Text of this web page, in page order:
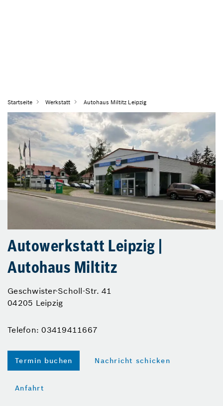
Startseite Werkstatt Autohaus Miltitz Leipzig
Autowerkstatt Leipzig |
Autohaus Miltitz
Geschwister-Scholl-Str. 41
04205 Leipzig
Telefon: 03419411667
Termin buchen Nachricht schicken
Anfahrt